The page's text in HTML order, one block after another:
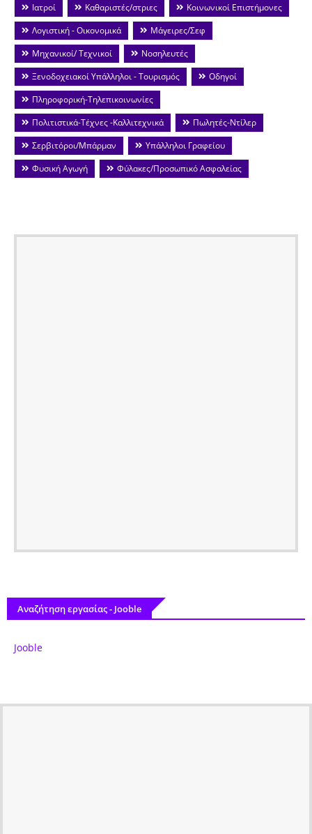
Ιατροί
Καθαριστές/στριες
Κοινωνικοί Επιστήμονες
Λογιστική - Οικονομικά
Μάγειρες/Σεφ
Μηχανικοί/ Τεχνικοί
Νοσηλευτές
Ξενοδοχειακοί Υπάλληλοι - Τουρισμός
Οδηγοί
Πληροφορική-Τηλεπικοινωνίες
Πολιτιστικά-Τέχνες -Καλλιτεχνικά
Πωλητές-Ντίλερ
Σερβιτόροι/Μπάρμαν
Υπάλληλοι Γραφείου
Φυσική Αγωγή
Φύλακες/Προσωπικό Ασφαλείας
Αναζήτηση εργασίας - Jooble
Jooble